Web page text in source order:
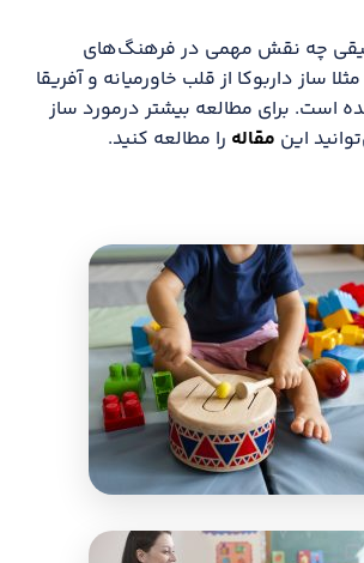
چه نقش مهمی در فرهنگ‌های
ساز داربوکا از قلب خاورمیانه و آفریقا
است. برای مطالعه بیشتر درمورد ساز
این مقاله را مطالعه کنید.